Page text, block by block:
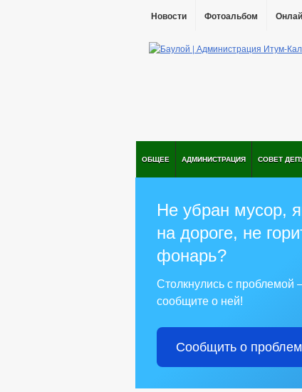
Новости Фотоальбом
ОБЩЕЕ АДМИНИСТРАЦИЯ СОВЕТ
Не убран мусор,
на дороге, не
фонарь?
Столкнулись с проблемой
сообщите о ней!
Сообщить о